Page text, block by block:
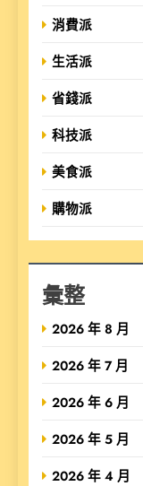
消費派
生活派
省錢派
科技派
美食派
購物派
彙整
2026 年 8 月
2026 年 7 月
2026 年 6 月
2026 年 5 月
2026 年 4 月